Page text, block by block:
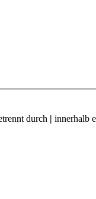
durch | innerhalb